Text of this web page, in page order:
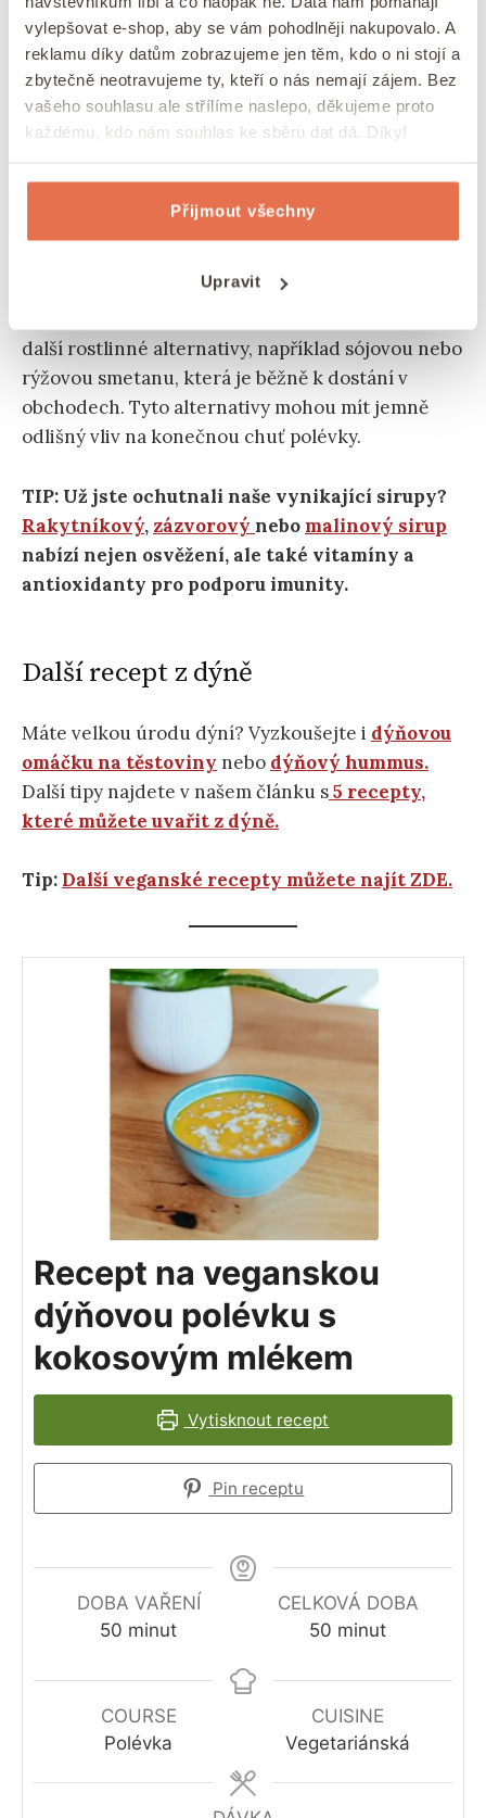
vylepšovat e-shop, aby se vám pohodlněji nakupovalo. A
reklamu díky datům zobrazujeme jen těm, kdo o ni stojí a
zbytečně neotravujeme ty, kteří o nás nemají zájem. Bez
vašeho souhlasu ale střílíme naslepo, děkujeme proto
každému, kdo nám souhlas ke sběru dat dá. Díky!
Přijmout všechny
Upravit
Nahrazení smetany v dýňové polévce není vůbec
těžké a neznamená, že byste museli obětovat chuť
nebo texturu. Použitíkokosového mléka, jak je
uvedeno v našem receptu, je jednou z nejlepších
nádhernou krémovou konzistenci a jemně
další rostlinné alternativy, například sójovou nebo
rýžovou smetanu, která je běžně k dostání v
obchodech. Tyto alternativy mohou mít jemně
odlišný vliv na konečnou chuť polévky.
TIP: Už jste ochutnali naše vynikající sirupy?
Rakytníkový, zázvorový nebo malinový sirup
nabízí nejen osvěžení, ale také vitamíny a
antioxidanty pro podporu imunity.
Další recept z dýně
Máte velkou úrodu dýní? Vyzkoušejte i dýňovou
omáčku na těstoviny nebo dýňový hummus.
Další tipy najdete v našem článku s5 recepty,
které můžete uvařit z dýně.
Tip: Další veganské recepty můžete najít ZDE.
Recept na veganskou
dýňovou polévku s
kokosovým mlékem
Vytisknout recept
Pin receptu
DOBA VAŘENÍ
50 minutes
minut
CELKOVÁ DOBA
50 minutes
minut
COURSE
Polévka
CUISINE
Vegetariánská